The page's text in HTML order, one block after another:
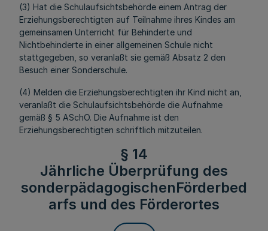
(3) Hat die Schulaufsichtsbehörde einem Antrag der
Erziehungsberechtigten auf Teilnahme ihres Kindes am
gemeinsamen Unterricht für Behinderte und
Nichtbehinderte in einer allgemeinen Schule nicht
stattgegeben, so veranlaßt sie gemäß Absatz 2 den
Besuch einer Sonderschule.
(4) Melden die Erziehungsberechtigten ihr Kind nicht an,
veranlaßt die Schulaufsichtsbehörde die Aufnahme
gemäß § 5 ASchO. Die Aufnahme ist den
Erziehungsberechtigten schriftlich mitzuteilen.
§ 14
Jährliche Überprüfung des
sonderpädagogischenFörderbed
arfs und des Förderortes